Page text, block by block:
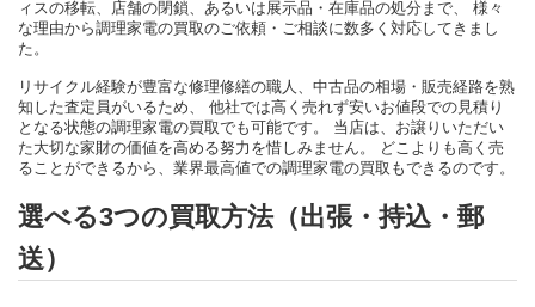
ィスの移転、店舗の閉鎖、あるいは展示品・在庫品の処分まで、 様々
な理由から調理家電の買取のご依頼・ご相談に数多く対応してきまし
た。
リサイクル経験が豊富な修理修繕の職人、中古品の相場・販売経路を熟
知した査定員がいるため、 他社では高く売れず安いお値段での見積り
となる状態の調理家電の買取でも可能です。 当店は、お譲りいただい
た大切な家財の価値を高める努力を惜しみません。 どこよりも高く売
ることができるから、業界最高値での調理家電の買取もできるのです。
選べる3つの買取方法（出張・持込・郵
送）